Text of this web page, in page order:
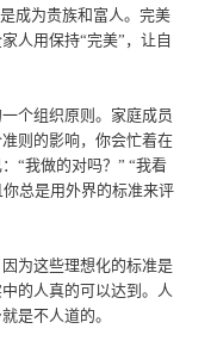
成为贵族和富人。完美
人用保持“完美”，让自
个组织原则。家庭成员
则的影响，你会忙着在
“我做的对吗？” “我看
总是用外界的标准来评
为这些理想化的标准是
的人真的可以达到。人
是不人道的。